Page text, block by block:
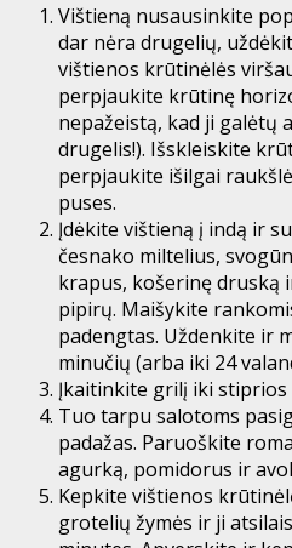
Vištieną nusausinkite
dar nėra drugelių,
vištienos krūtinėlės
perpjaukite krūtinę
nepažeistą, kad ji galėtų
drugelis!). Išskleiskite
perpjaukite išilgai
puses.
Įdėkite vištieną į indą ir
česnako miltelius,
krapus, košerinę druską
pipirų. Maišykite
padengtas. Uždenkite ir
minučių (arba iki 24
Įkaitinkite grilį iki stiprios
Tuo tarpu salotoms
padažas. Paruoškite
agurką, pomidorus ir
Kepkite vištienos
grotelių žymės ir ji